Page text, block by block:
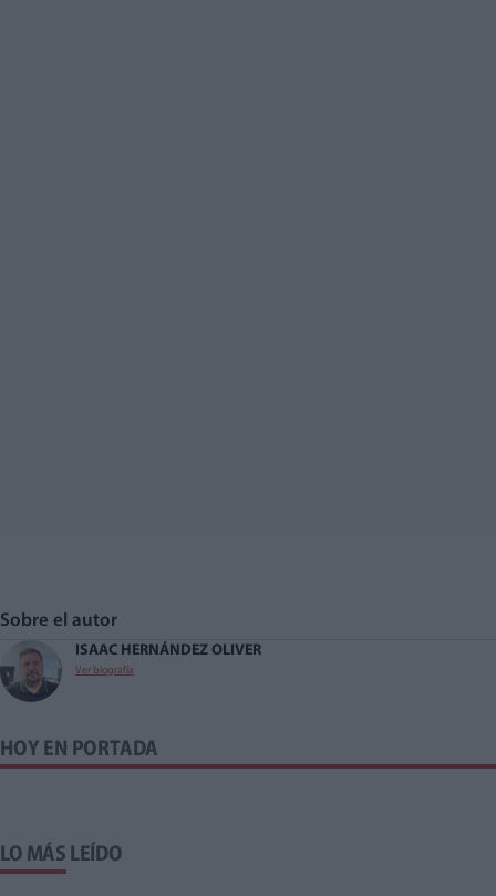
Sobre el autor
ISAAC HERNÁNDEZ OLIVER
Ver biografía
HOY EN PORTADA
LO MÁS LEÍDO